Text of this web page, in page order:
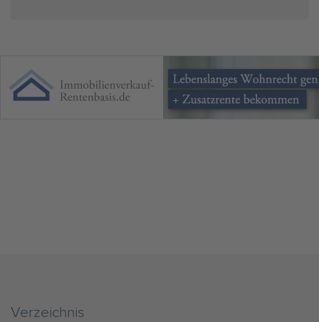
Verzeichnis